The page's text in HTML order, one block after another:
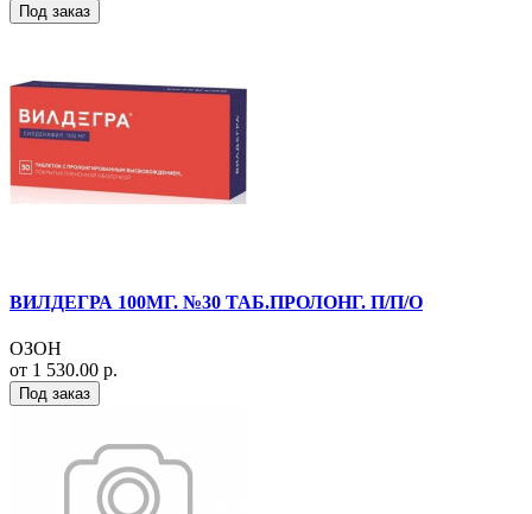
Под заказ
ВИЛДЕГРА 100МГ. №30 ТАБ.ПРОЛОНГ. П/П/О
ОЗОН
от 1 530.00 р.
Под заказ